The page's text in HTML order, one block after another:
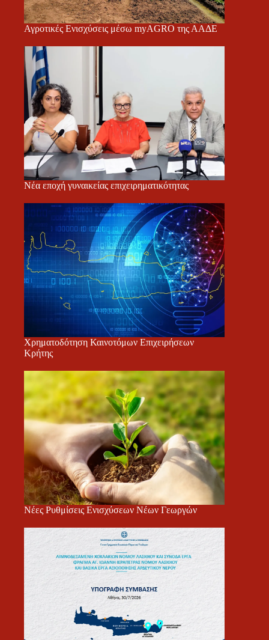
Αγροτικές Ενισχύσεις μέσω myAGRO της ΑΑΔΕ
Νέα εποχή γυναικείας επιχειρηματικότητας
Χρηματοδότηση Καινοτόμων Επιχειρήσεων
Κρήτης
Νέες Ρυθμίσεις Ενισχύσεων Νέων Γεωργών